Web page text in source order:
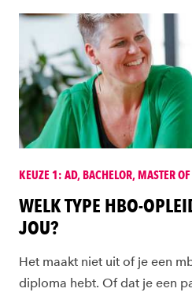
KEUZE 1: AD, BACHELOR, MASTER OF
WELK TYPE HBO-
JOU?
Het maakt niet uit of je een
diploma hebt. Of dat je een